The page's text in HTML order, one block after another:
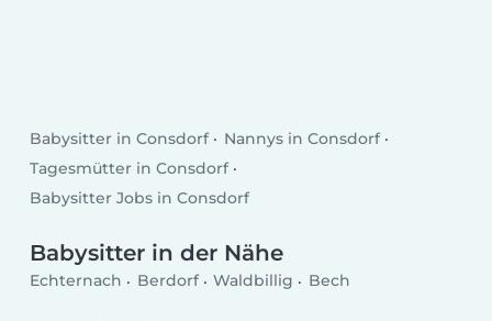
Babysitter in Consdorf
Nannys in Consdorf
Tagesmütter in Consdorf
Babysitter Jobs in Consdorf
Babysitter in der Nähe
Echternach Berdorf Waldbillig Bech